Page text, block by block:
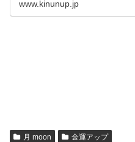
www.kinunup.jp
月 moon 金運アップ